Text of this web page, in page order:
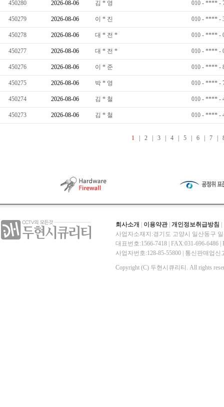
회사소개 이용약관| 개인정보취급방침
사업자소재지:경기도 고양시 일산동구
대표번호:1566-7418 | FAX:031-696-6486 |
사업자번호:128-85-55800 | 통신판매업
Copyright (C) 두현시큐리티. All rights